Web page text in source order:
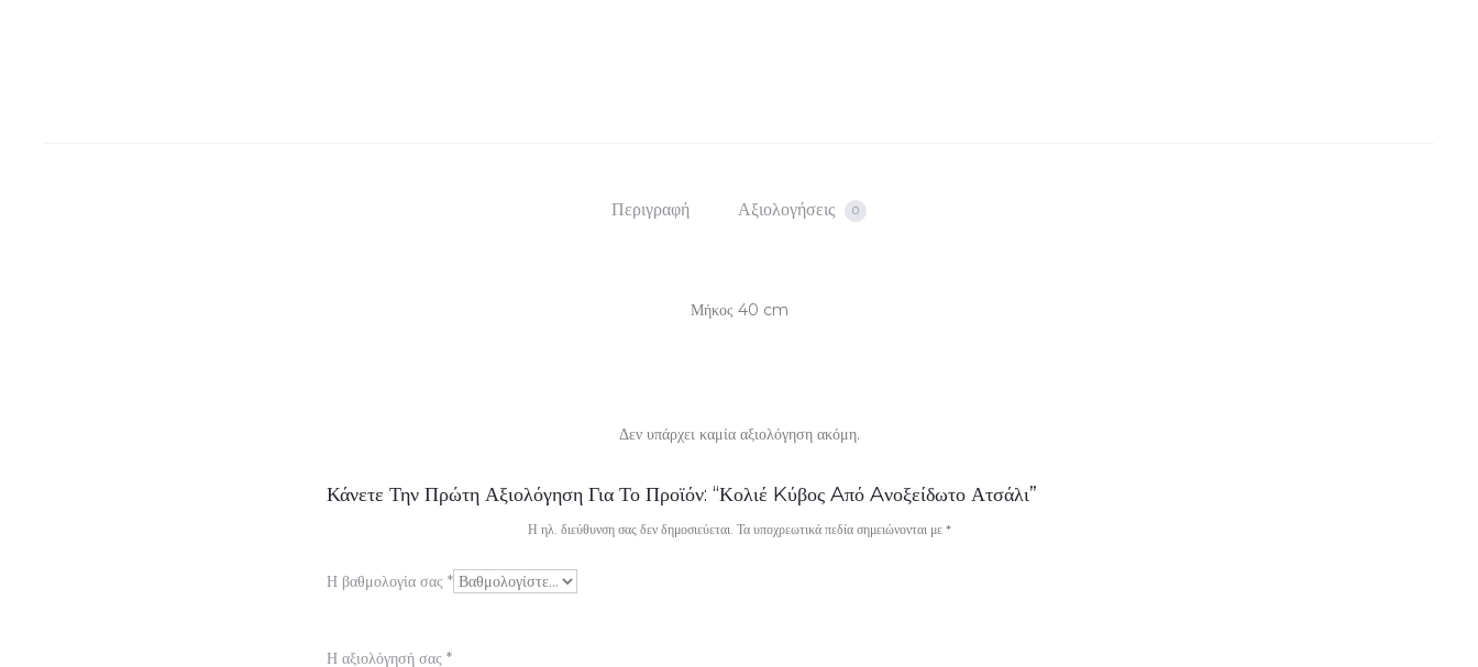
Περιγραφή Αξιολογήσεις 0
Μήκος 40 cm
Α
ι
λ
Δεν υπάρχει καμία αξιολόγηση ακόμη.
Κάνετε Την Πρώτη Αξιολόγηση Για Το Προϊόν: “Κολιέ Kύβος Aπό Aνοξείδωτο Ατσάλι”
Η ηλ. διεύθυνση σας δεν δημοσιεύεται. Τα υποχρεωτικά πεδία σημειώνονται με *
Η βαθμολογία σας *
Η αξιολόγησή σας *